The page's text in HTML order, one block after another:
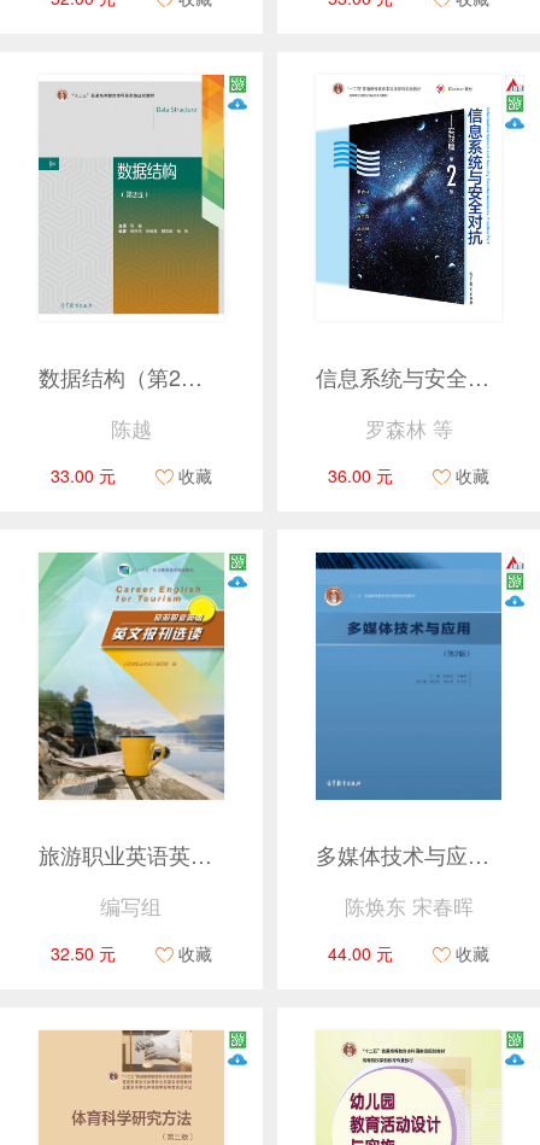
数据结构（第2版）
陈越
33.00 元 收藏
信息系统与安全对抗——实践篇（第2版）
罗森林 等
36.00 元 收藏
旅游职业英语英文报刊选读
编写组
32.50 元 收藏
多媒体技术与应用（第2版）
陈焕东 宋春晖
44.00 元 收藏